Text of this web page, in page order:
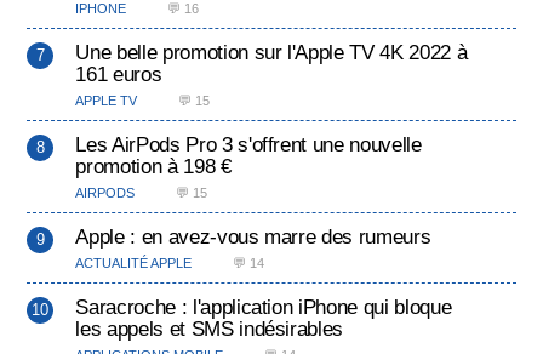
IPHONE 💬 16
Une belle promotion sur l'Apple TV 4K 2022 à
161 euros
APPLE TV 💬 15
Les AirPods Pro 3 s'offrent une nouvelle
promotion à 198 €
AIRPODS 💬 15
Apple : en avez-vous marre des rumeurs
ACTUALITÉ APPLE 💬 14
Saracroche : l'application iPhone qui bloque
les appels et SMS indésirables